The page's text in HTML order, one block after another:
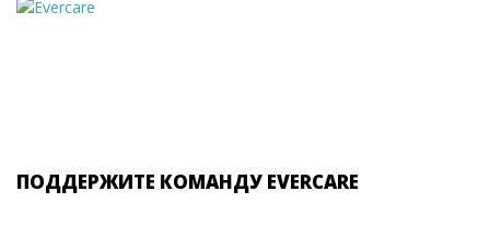
ПОДДЕРЖИТЕ КОМАНДУ EVERCARE